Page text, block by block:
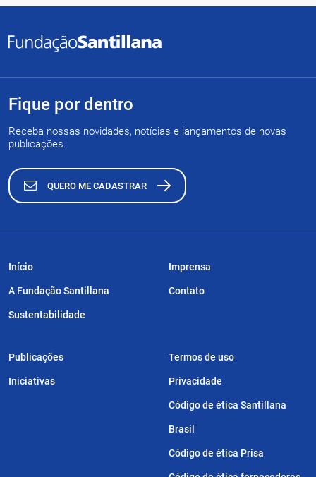
Fique por dentro
Receba nossas novidades, notícias e lançamentos de novas
publicações.
QUERO ME CADASTRAR
Início
A Fundação Santillana
Sustentabilidade
Publicações
Iniciativas
Imprensa
Contato
Termos de uso
Privacidade
Código de ética Santillana
Brasil
Código de ética Prisa